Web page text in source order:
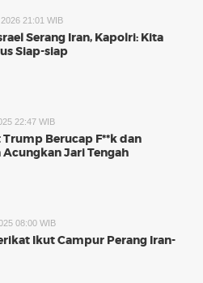
21:01 WIB
Serang Iran, Kapolri: Kita
Siap-siap
22:47 WIB
Trump Berucap F**k dan
Acungkan Jari Tengah
08:00 WIB
Ikut Campur Perang Iran-